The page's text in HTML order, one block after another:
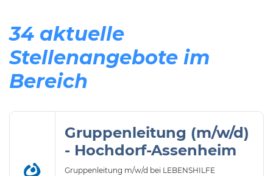
34 aktuelle
Stellenangebote im
Bereich
Gruppenleitung (m/w/d)
- Hochdorf-Assenheim
Gruppenleitung m/w/d bei LEBENSHILFE